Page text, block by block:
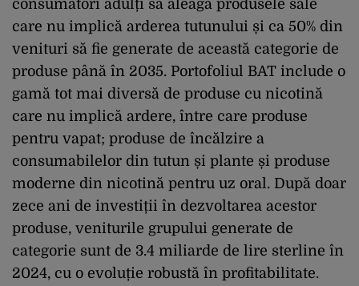
consumatori adulți să aleagă produsele sale
care nu implică arderea tutunului și ca 50% din
venituri să fie generate de această categorie de
produse până în 2035. Portofoliul BAT include o
gamă tot mai diversă de produse cu nicotină
care nu implică ardere, între care produse
pentru vapat; produse de încălzire a
consumabilelor din tutun și plante și produse
moderne din nicotină pentru uz oral. După doar
zece ani de investiții în dezvoltarea acestor
produse, veniturile grupului generate de
categorie sunt de 3.4 miliarde de lire sterline în
2024, cu o evoluție robustă în profitabilitate.